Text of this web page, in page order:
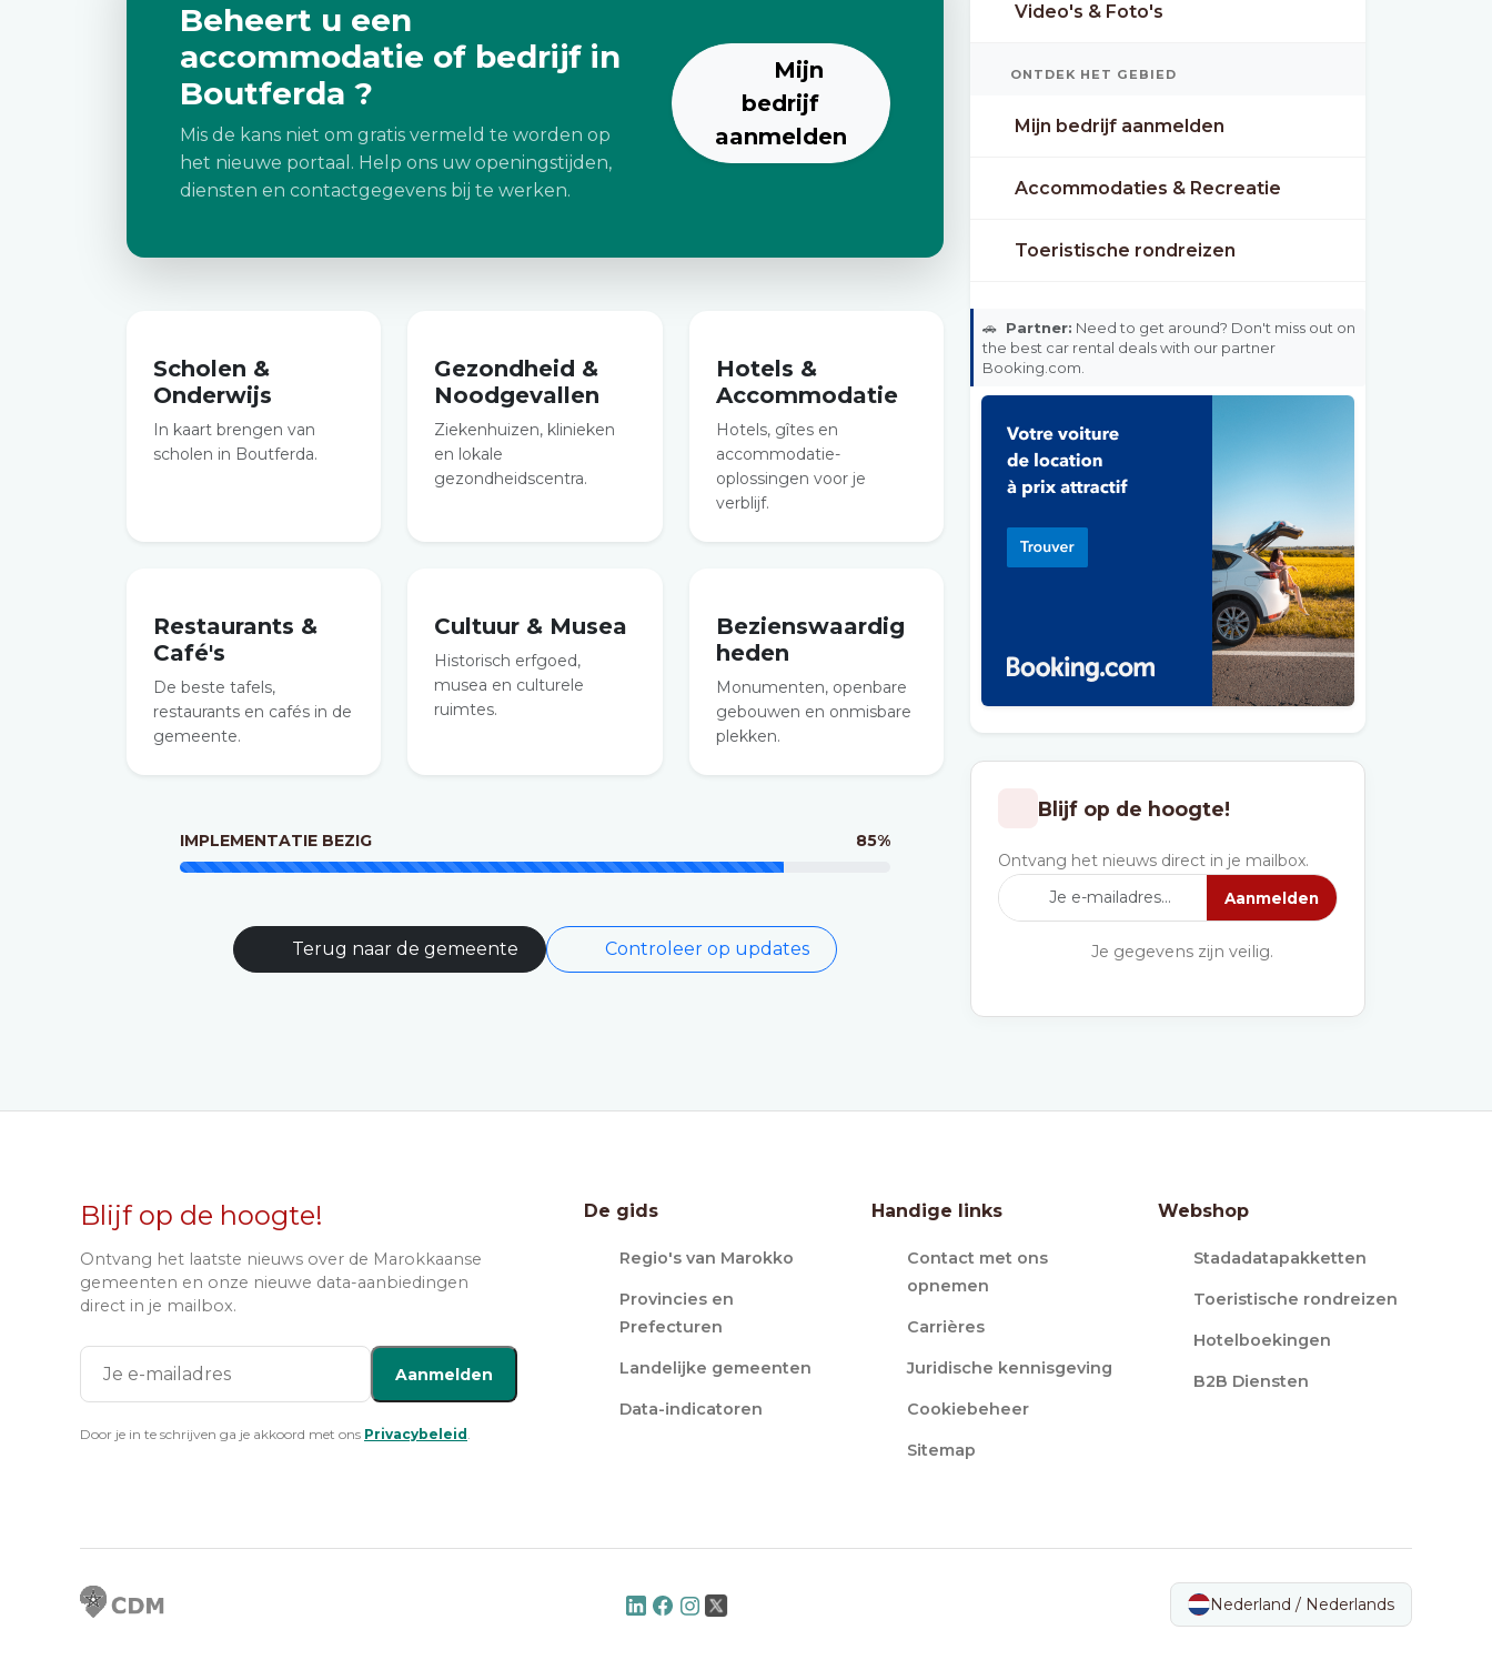
Beheert u een
accommodatie of bedrijf in
Boutferda ?
Mis de kans niet om gratis vermeld te worden op
het nieuwe portaal. Help ons uw openingstijden,
diensten en contactgegevens bij te werken.
Mijn
bedrijf
aanmelden
Scholen &
Onderwijs
In kaart brengen van
scholen in Boutferda.
Gezondheid &
Noodgevallen
Ziekenhuizen, klinieken
en lokale
gezondheidscentra.
Hotels &
Accommodatie
Hotels, gîtes en
accommodatie-
oplossingen voor je
verblijf.
Restaurants &
Café's
De beste tafels,
restaurants en cafés in de
gemeente.
Cultuur & Musea
Historisch erfgoed,
musea en culturele
ruimtes.
Bezienswaardig
heden
Monumenten, openbare
gebouwen en onmisbare
plekken.
IMPLEMENTATIE BEZIG 85%
Terug naar de gemeente Controleer op updates
Video's & Foto's
ONTDEK HET GEBIED
Mijn bedrijf aanmelden
Accommodaties & Recreatie
Toeristische rondreizen
🚗 Partner: Need to get around? Don't miss out on
the best car rental deals with our partner
Booking.com.
Blijf op de hoogte!
Ontvang het nieuws direct in je mailbox.
Aanmelden
Je gegevens zijn veilig.
Blijf op de hoogte!
Ontvang het laatste nieuws over de Marokkaanse
gemeenten en onze nieuwe data-aanbiedingen
direct in je mailbox.
Aanmelden
Door je in te schrijven ga je akkoord met ons Privacybeleid .
De gids
Regio's van Marokko
Provincies en
Prefecturen
Landelijke gemeenten
Data-indicatoren
Handige links
Contact met ons
opnemen
Carrières
Juridische kennisgeving
Cookiebeheer
Sitemap
Webshop
Stadadatapakketten
Toeristische rondreizen
Hotelboekingen
B2B Diensten
Nederland / Nederlands